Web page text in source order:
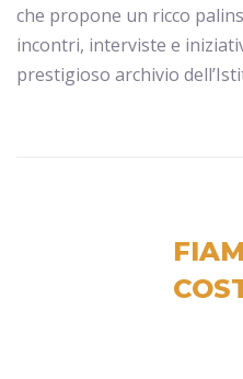
che propone un ricco
incontri, interviste e
prestigioso archivio